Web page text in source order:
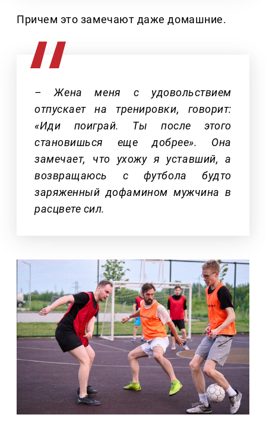
Причем это замечают даже домашние.
– Жена меня с удовольствием
отпускает на тренировки, говорит:
«Иди поиграй. Ты после этого
становишься еще добрее». Она
замечает, что ухожу я уставший, а
возвращаюсь с футбола будто
заряженный дофамином мужчина в
расцвете сил.